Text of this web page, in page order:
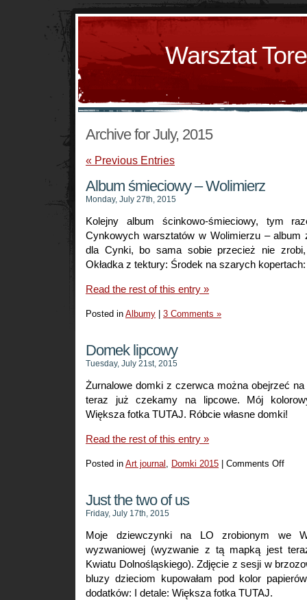
Warsztat
Archive for July, 2015
« Previous Entries
Album śmieciowy – Wolimierz
Monday, July 27th, 2015
Kolejny album ścinkowo-śmieciowy, tym
Cynkowych warsztatów w Wolimierzu – album
dla Cynki, bo sama sobie przecież nie
Okładka z tektury: Środek na szarych
Read the rest of this entry »
Posted in Albumy 3 Comments »
Domek lipcowy
Tuesday, July 21st, 2015
Żurnalowe domki z czerwca można obejrzeć
teraz już czekamy na lipcowe. Mój
Większa fotka TUTAJ. Róbcie własne domki!
Read the rest of this entry »
Posted in Art journal , Domki 2015 Comments Offon
Just the two of us
Friday, July 17th, 2015
Moje dziewczynki na LO zrobionym we
wyzwaniowej (wyzwanie z tą mapką jest
Kwiatu Dolnośląskiego). Zdjęcie z sesji w
bluzy dzieciom kupowałam pod kolor
dodatków: I detale: Większa fotka TUTAJ.